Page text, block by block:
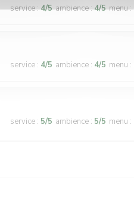
service:4/5 ambience:4/5 menu:
service : 4/5 ambience : 4/5 menu :
service : 5/5 ambience : 5/5 menu :